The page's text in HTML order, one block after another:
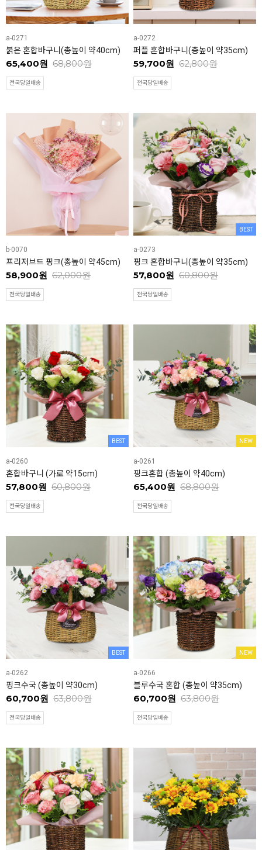
a-0271
붉은 혼합바구니(총높이 약40cm)
65,400원 68,800원
전국당일배송
a-0272
퍼플 혼합바구니(총높이 약35cm)
59,700원 62,800원
전국당일배송
b-0070
프리저브드 핑크(총높이 약45cm)
58,900원 62,000원
전국당일배송
BEST
a-0273
핑크 혼합바구니(총높이 약35cm)
57,800원 60,800원
전국당일배송
BEST
a-0260
혼합바구니 (가로 약15cm)
57,800원 60,800원
전국당일배송
NEW
a-0261
핑크혼합 (총높이 약40cm)
65,400원 68,800원
전국당일배송
BEST
a-0262
핑크수국 (총높이 약30cm)
60,700원 63,800원
전국당일배송
NEW
a-0266
블루수국 혼합 (총높이 약35cm)
60,700원 63,800원
전국당일배송